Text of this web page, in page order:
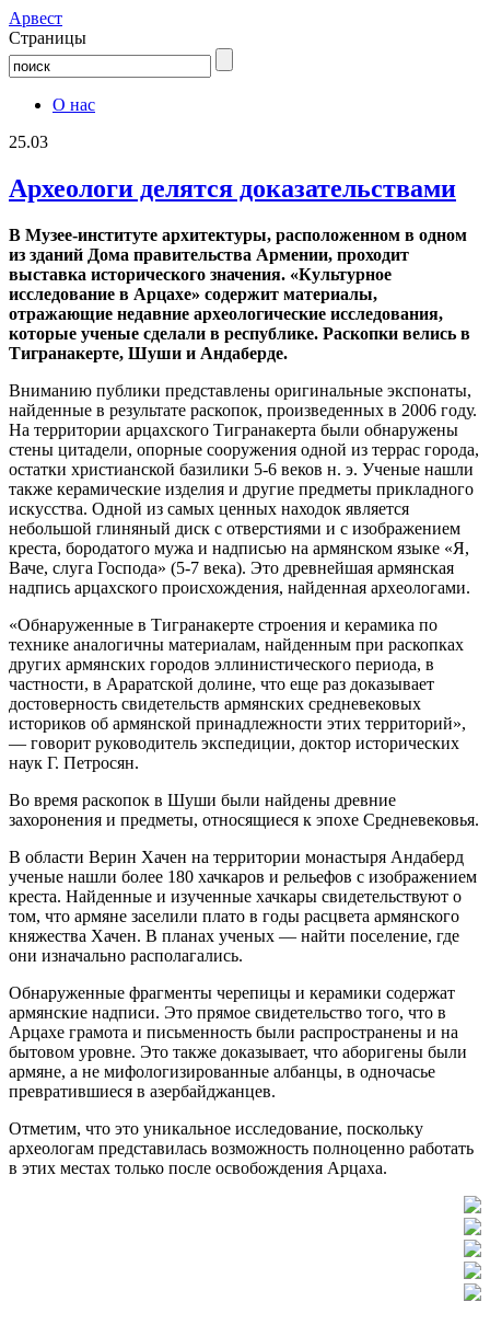
Aрвест
Страницы
О нас
25.03
Археологи делятся доказательствами
В Музее-институте архитектуры, расположенном в одном
из зданий Дома правительства Армении, проходит
выставка исторического значения. «Культурное
исследование в Арцахе» содержит материалы,
отражающие недавние археологические исследования,
которые ученые сделали в республике. Раскопки велись в
Тигранакерте, Шуши и Андаберде.
Вниманию публики представлены оригинальные экспонаты,
найденные в результате раскопок, произведенных в 2006 году.
На территории арцахского Тигранакерта были обнаружены
стены цитадели, опорные сооружения одной из террас города,
остатки христианской базилики 5-6 веков н. э. Ученые нашли
также керамические изделия и другие предметы прикладного
искусства. Одной из самых ценных находок является
небольшой глиняный диск с отверстиями и с изображением
креста, бородатого мужа и надписью на армянском языке «Я,
Ваче, слуга Господа» (5-7 века). Это древнейшая армянская
надпись арцахского происхождения, найденная археологами.
«Обнаруженные в Тигранакерте строения и керамика по
технике аналогичны материалам, найденным при раскопках
других армянских городов эллинистического периода, в
частности, в Араратской долине, что еще раз доказывает
достоверность свидетельств армянских средневековых
историков об армянской принадлежности этих территорий»,
— говорит руководитель экспедиции, доктор исторических
наук Г. Петросян.
Во время раскопок в Шуши были найдены древние
захоронения и предметы, относящиеся к эпохе Средневековья.
В области Верин Хачен на территории монастыря Андаберд
ученые нашли более 180 хачкаров и рельефов с изображением
креста. Найденные и изученные хачкары свидетельствуют о
том, что армяне заселили плато в годы расцвета армянского
княжества Хачен. В планах ученых — найти поселение, где
они изначально располагались.
Обнаруженные фрагменты черепицы и керамики содержат
армянские надписи. Это прямое свидетельство того, что в
Арцахе грамота и письменность были распространены и на
бытовом уровне. Это также доказывает, что аборигены были
армяне, а не мифологизированные албанцы, в одночасье
превратившиеся в азербайджанцев.
Отметим, что это уникальное исследование, поскольку
археологам представилась возможность полноценно работать
в этих местах только после освобождения Арцаха.